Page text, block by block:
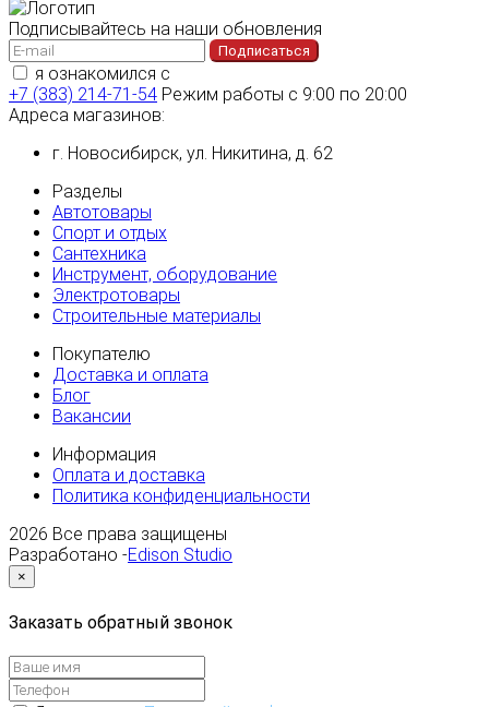
Подписывайтесь на наши обновления
Подписаться
я ознакомился с
+7 (383) 214-71-54 Режим работы с 9:00 по 20:00
Адреса магазинов:
г. Новосибирск, ул. Никитина, д. 62
Разделы
Автотовары
Спорт и отдых
Сантехника
Инструмент, оборудование
Электротовары
Строительные материалы
Покупателю
Доставка и оплата
Блог
Вакансии
Информация
Оплата и доставка
Политика конфиденциальности
2026 Все права защищены
Разработано -Edison Studio
×
Заказать обратный звонок